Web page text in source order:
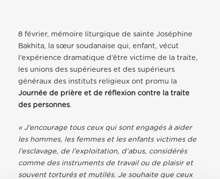
8 février, mémoire liturgique de sainte Joséphine
Bakhita, la sœur soudanaise qui, enfant, vécut
l’expérience dramatique d’être victime de la traite,
les unions des supérieures et des supérieurs
généraux des instituts religieux ont promu la
Journée de prière et de réflexion contre la traite
des personnes.
« J’encourage tous ceux qui sont engagés à aider
les hommes, les femmes et les enfants victimes de
l’esclavage, de l’exploitation, d’abus, considérés
comme des instruments de travail ou de plaisir et
souvent torturés et mutilés. Je souhaite que ceux